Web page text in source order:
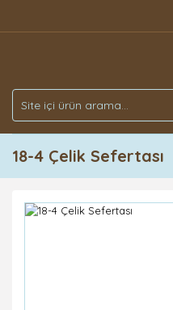
18-4 Çelik Sefertası